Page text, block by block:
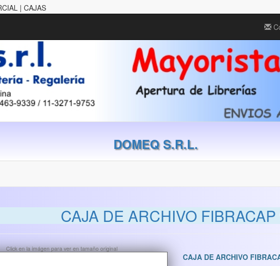
| CAJAS
DOMEQ S.R.L.
CAJA DE ARCHIVO
Click en la imágen para ver en tamaño original
CAJA DE ARCHIVO